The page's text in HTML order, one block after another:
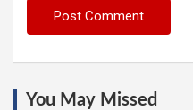
You May Missed